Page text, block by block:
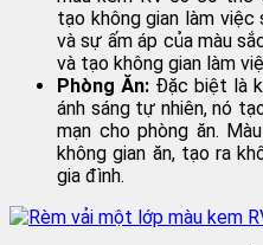
tạo không gian làm
và sự ấm áp của màu
và tạo không gian làm
Phòng Ăn:Đặc biệt là
ánh sáng tự nhiên, nó
mạn cho phòng ăn.
không gian ăn, tạo ra
gia đình.